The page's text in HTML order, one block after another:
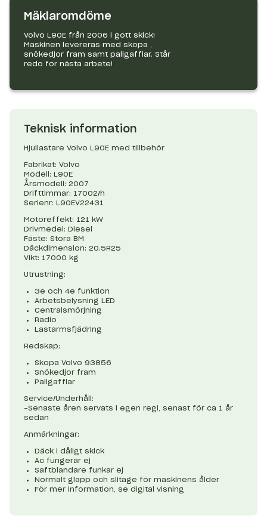
Mäklaromdöme
Volvo L90E från 2006 i gott skick!
Maskinen levereras med skopa ,
snökedjor fram samt pallgafflar. Står
redo för nästa arbete!
Teknisk information
Hjullastare Volvo L90E med tillbehör
Fabrikat: Volvo
Modell: L90E
Årsmodell: 2007
Drifttimmar: 17002/h
Serienr: L90EV22431
Motoreffekt: 121 kW
Drivmedel: Diesel
Fäste: Stora BM
Däckdimension: 20.5R25
Vikt: 17000 kg
Utrustning:
3e och 4e funktion
Arbetsbelysning LED
Centralsmörjning
Radio
Lastarmsfjädring
Redskap:
Skopa Volvo 93856
Snökedjor fram
Pallgafflar
Service/Underhåll:
-Senaste åren servats i egen regi, senast för ca 1 år
sedan
Anmärkningar:
Däck i dåligt skick
Ac fungerar ej
Saftblandare funkar ej
Normalt glapp och slitage för maskinens ålder
För mer information, se digital visning